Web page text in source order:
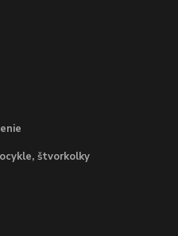
štvorkolky